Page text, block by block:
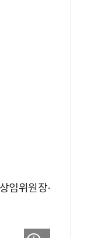
임위원장·